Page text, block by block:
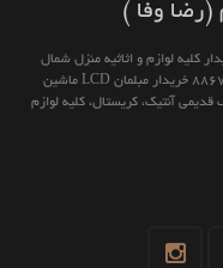
(رضا وفا )
كليه لوازم و اثاثیه منزل شمال
شهر 22737573 غرب 44852095 مركز شهر 88674374 خريدار مبلمان LCD ماشين
آنتيك، كريستال، كليه لوازم